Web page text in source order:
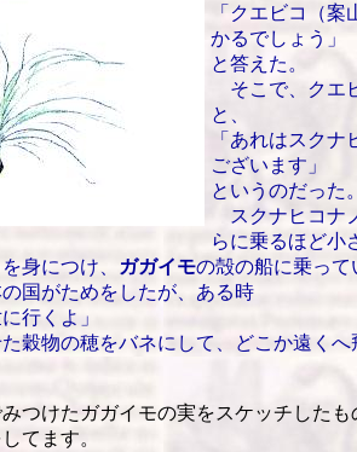
「クエビコ（
かるでしょう」
と答えた。
そこで、クエ
と、
「あれはスク
ございます」
というのだった。
スクナヒコナ
らに乗るほど小
身につけ、
ガガイモの殻の船に乗って
国がためをしたが、ある時
行くよ」
穀物の穂をバネにして、どこか遠くへ
つけたガガイモの実をスケッチしたも
てます。